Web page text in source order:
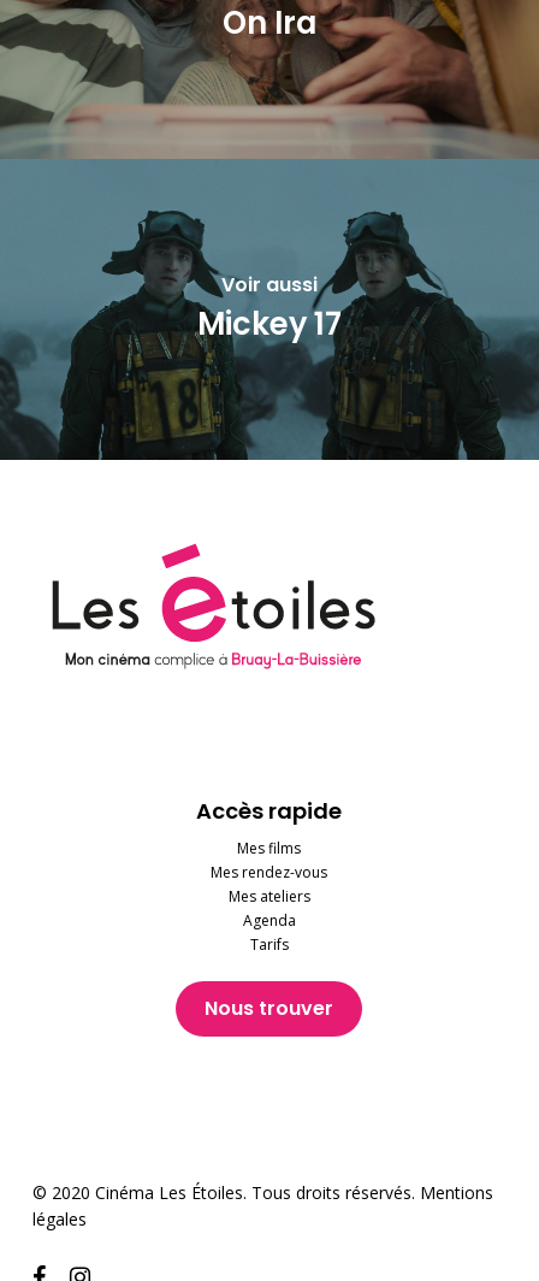
On Ira
Voir aussi
Mickey 17
Accès rapide
Mes films
Mes rendez-vous
Mes ateliers
Agenda
Tarifs
Nous trouver
© 2020 Cinéma Les Étoiles. Tous droits réservés. Mentions
légales
facebookinstagram